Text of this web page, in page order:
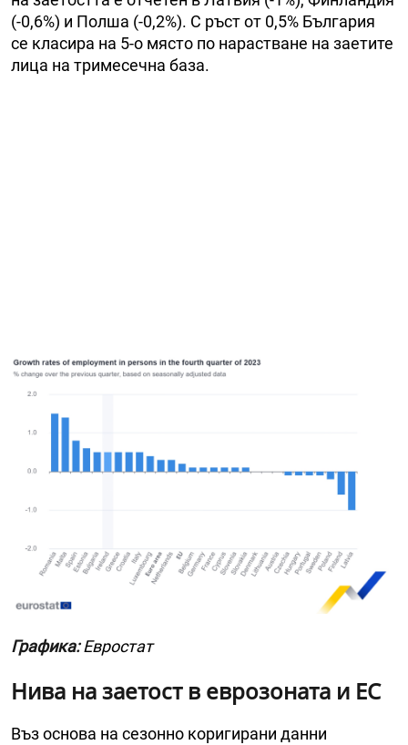
(-0,6%) и Полша (-0,2%). С ръст от 0,5% България
се класира на 5-о място по нарастване на заетите
лица на тримесечна база.
Графика:Евростат
Нива на заетост в еврозоната и ЕС
Въз основа на сезонно коригирани данни